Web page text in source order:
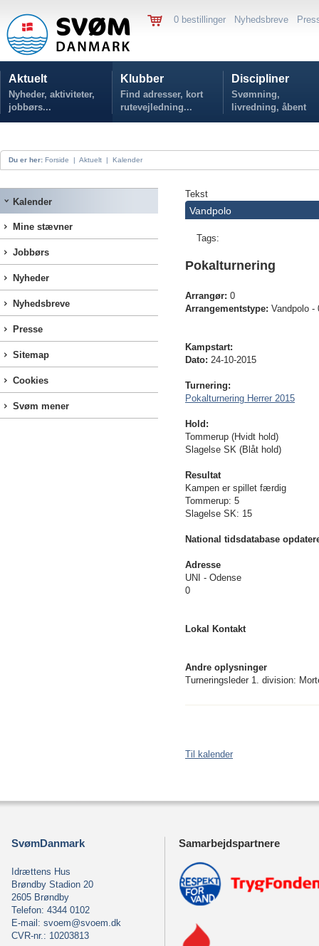
0 bestillinger Nyhedsbreve
Aktuelt
Nyheder, aktiviteter,
jobbørs...
Klubber
Find adresser, kort
rutevejledning...
Discipliner
Svømning,
livredning, åbent
vand...
Du er her: Forside | Aktuelt | Kalender
Kalender
Mine stævner
Jobbørs
Nyheder
Nyhedsbreve
Presse
Sitemap
Cookies
Svøm mener
Tekst
Vandpolo
Tags:
Pokalturnering
Arrangør: 0
Arrangementstype: Vandpolo -
Kampstart:
Dato: 24-10-2015
Turnering:
Pokalturnering Herrer 2015
Hold:
Tommerup (Hvidt hold)
Slagelse SK (Blåt hold)
Resultat
Kampen er spillet færdig
Tommerup: 5
Slagelse SK: 15
National tidsdatabase
Adresse
UNI - Odense
0
Lokal Kontakt
Andre oplysninger
Turneringsleder 1. division:
Til kalender
SvømDanmark
Idrættens Hus
Brøndby Stadion 20
2605 Brøndby
Telefon: 4344 0102
E-mail: svoem@svoem.dk
CVR-nr.: 10203813
Samarbejdspartnere